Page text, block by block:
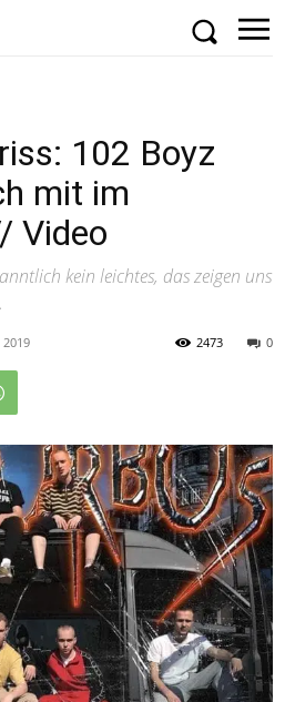
102 Boyz
mit im
Video
kein leichtes, das zeigen uns
0
2473